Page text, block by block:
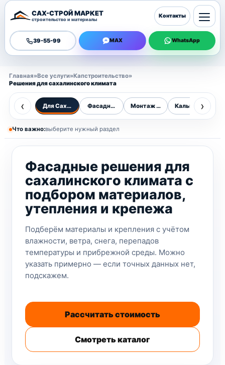
САХ-СТРОЙ МАРКЕТ
строительство и материалы
39-55-99 MAX WhatsApp
Контакты
Главная»Все услуги»Капстроительство»
Решения для сахалинского климата
‹ Для Сахалина Фасадные работыМонтаж фасадовКалькулятор
›
Что важно:выберите нужный раздел
Фасадные решения для
сахалинского климата с
подбором материалов,
утепления и крепежа
Подберём материалы и крепления с учётом
влажности, ветра, снега, перепадов
температуры и прибрежной среды. Можно
указать примерно — если точных данных нет,
подскажем.
Рассчитать стоимость
Смотреть каталог